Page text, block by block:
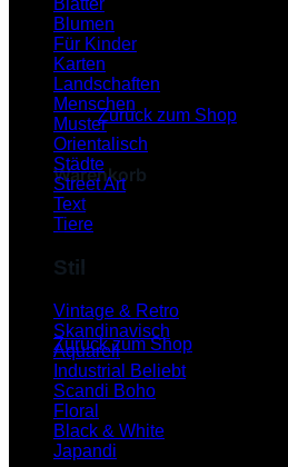
Es befinden sich keine
Zurück zum Shop
Warenkorb
Es befinden sich keine
Zurück zum Shop
Blätter
Blumen
Für Kinder
Karten
Landschaften
Menschen
Muster
Orientalisch
Städte
Street Art
Text
Tiere
Stil
Vintage & Retro
Skandinavisch
Aquarell
Industrial
Scandi Boho
Floral
Black & White
Japandi